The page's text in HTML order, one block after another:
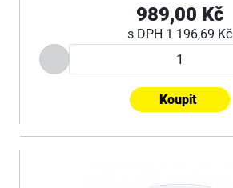
989,00 Kč
s DPH 1 196,69 Kč
Koupit